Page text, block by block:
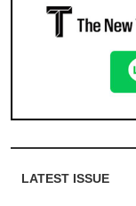
LATEST ISSUE